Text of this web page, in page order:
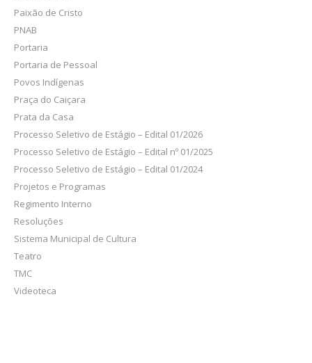
Paixão de Cristo
PNAB
Portaria
Portaria de Pessoal
Povos Indígenas
Praça do Caiçara
Prata da Casa
Processo Seletivo de Estágio – Edital 01/2026
Processo Seletivo de Estágio – Edital nº 01/2025
Processo Seletivo de Estágio – Edital 01/2024
Projetos e Programas
Regimento Interno
Resoluções
Sistema Municipal de Cultura
Teatro
TMC
Videoteca